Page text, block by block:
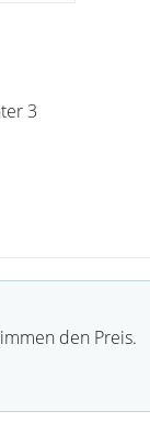
3
den Preis.